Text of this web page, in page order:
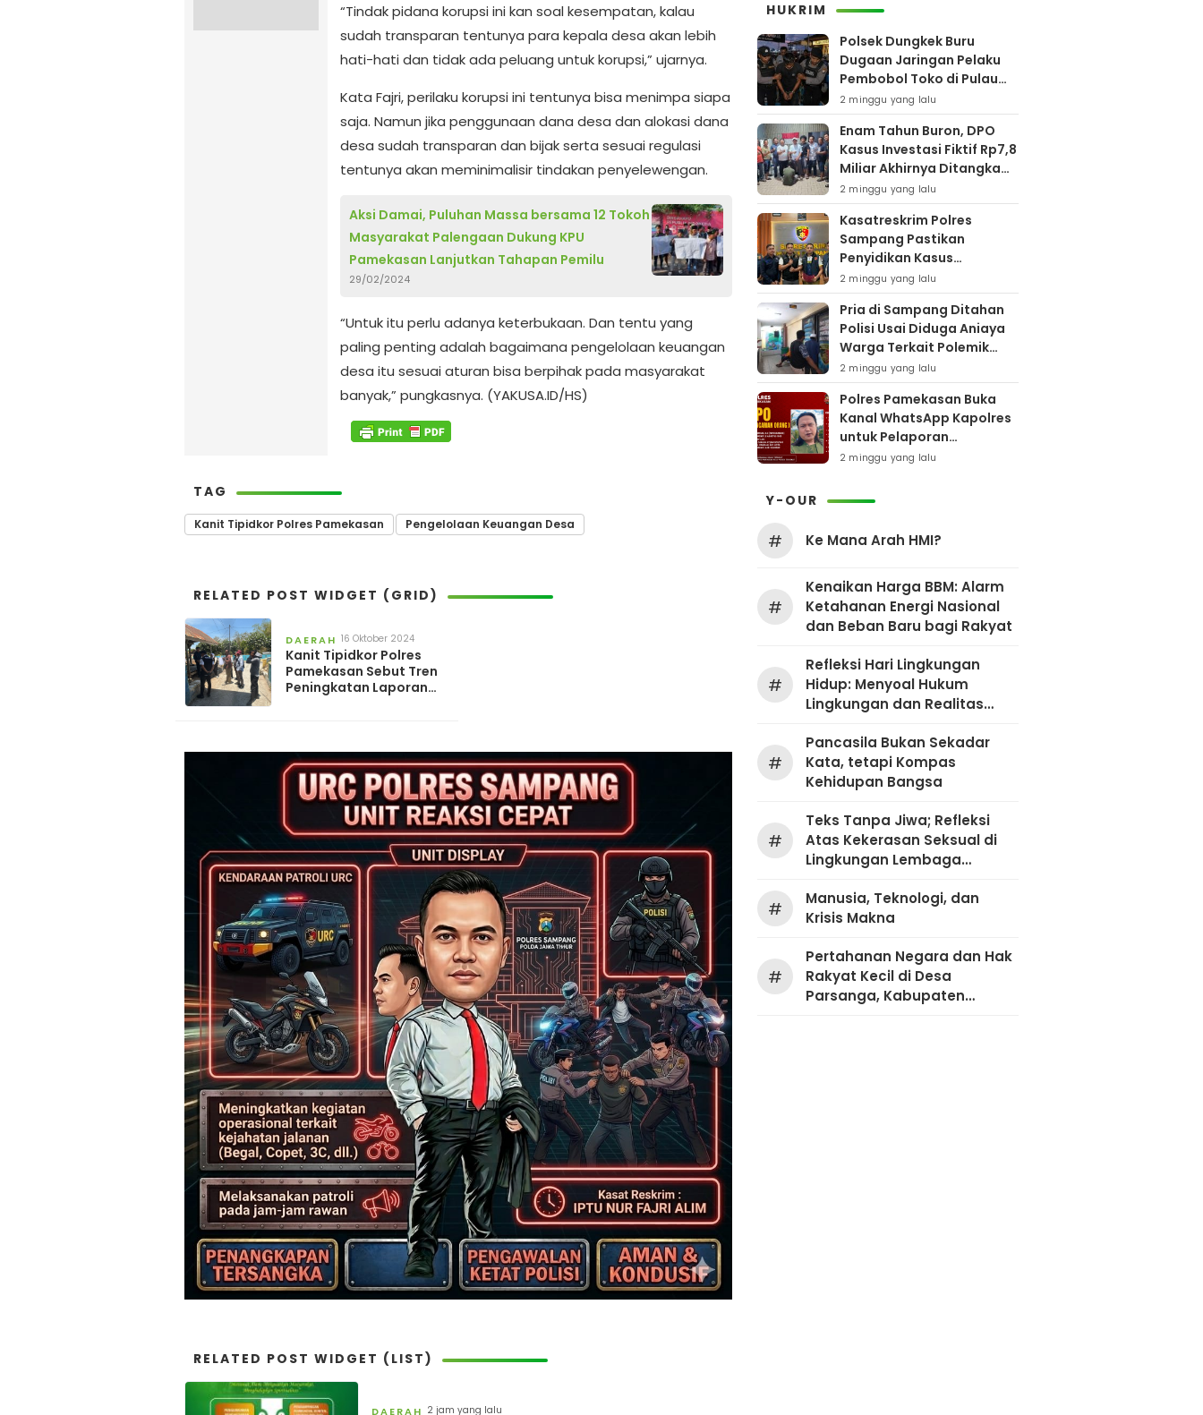
“Tindak pidana korupsi ini kan soal kesempatan, kalau
sudah transparan tentunya para kepala desa akan lebih
hati-hati dan tidak ada peluang untuk korupsi,” ujarnya.
Kata Fajri, perilaku korupsi ini tentunya bisa menimpa siapa
saja. Namun jika penggunaan dana desa dan alokasi dana
desa sudah transparan dan bijak serta sesuai regulasi
tentunya akan meminimalisir tindakan penyelewengan.
Aksi Damai, Puluhan Massa bersama 12 Tokoh
Masyarakat Palengaan Dukung KPU
Pamekasan Lanjutkan Tahapan Pemilu
29/02/2024
“Untuk itu perlu adanya keterbukaan. Dan tentu yang
paling penting adalah bagaimana pengelolaan keuangan
desa itu sesuai aturan bisa berpihak pada masyarakat
banyak,” pungkasnya. (YAKUSA.ID/HS)
TAG
Kanit Tipidkor Polres Pamekasan Pengelolaan Keuangan Desa
RELATED POST WIDGET (GRID)
DAERAH 16 Oktober 2024
Kanit Tipidkor Polres
Pamekasan Sebut Tren
Peningkatan Laporan
RELATED POST WIDGET (LIST)
DAERAH 2 jam yang lalu
HUKRIM
Polsek Dungkek Buru
Dugaan Jaringan Pelaku
Pembobol Toko di Pulau
Gili Iyang
2 minggu yang lalu
Enam Tahun Buron, DPO
Kasus Investasi Fiktif Rp7,8
Miliar Akhirnya Ditangkap
Polres Pamekasan
2 minggu yang lalu
Kasatreskrim Polres
Sampang Pastikan
Penyidikan Kasus
Rudapaksa Anak Berjalan
Sesuai Fakta Hukum
2 minggu yang lalu
Pria di Sampang Ditahan
Polisi Usai Diduga Aniaya
Warga Terkait Polemik
Bansos
2 minggu yang lalu
Polres Pamekasan Buka
Kanal WhatsApp Kapolres
untuk Pelaporan
Keberadaan DPO AEF
2 minggu yang lalu
Y-OUR
# Ke Mana Arah HMI?
#
Kenaikan Harga BBM: Alarm
Ketahanan Energi Nasional
dan Beban Baru bagi Rakyat
#
Refleksi Hari Lingkungan
Hidup: Menyoal Hukum
Lingkungan dan Realitas
#
Pancasila Bukan Sekadar
Kata, tetapi Kompas
Kehidupan Bangsa
#
Teks Tanpa Jiwa; Refleksi
Atas Kekerasan Seksual di
Lingkungan Lembaga
#
Manusia, Teknologi, dan
Krisis Makna
#
Pertahanan Negara dan Hak
Rakyat Kecil di Desa
Parsanga, Kabupaten